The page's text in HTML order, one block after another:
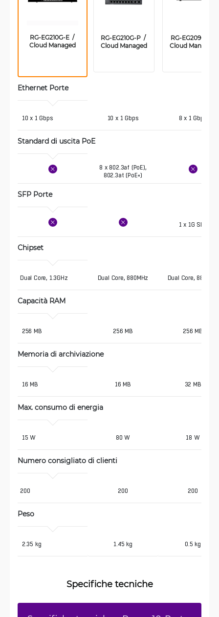
RG-EG210G-E  /
Cloud Managed
RG-EG210G-P  /
Cloud Managed
RG-EG209GS  /
Cloud Managed
Ethernet Porte
10 x 1 Gbps 10 x 1 Gbps 8 x 1 Gbps
Standard di uscita PoE
8 x 802.3af (PoE),
802.3at (PoE+)
SFP Porte
1 x 1G SFP
Chipset
Dual Core, 1.3GHz Dual Core, 880MHz Dual Core, 880MHz
Capacità RAM
256 MB 256 MB 256 MB
Memoria di archiviazione
16 MB 16 MB 32 MB
Max. consumo di energia
15 W 80 W 18 W
Numero consigliato di clienti
200 200 200
Peso
2.35 kg 1.45 kg 0.5 kg
Specifiche tecniche